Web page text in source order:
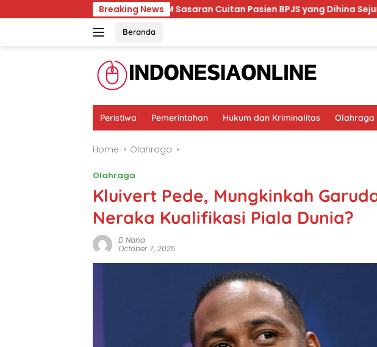
to
Breaking News
Ternyata RSCM Sasaran Cuitan Pasien BPJS yang Dihina Sejumlah Dokter
Beranda
Peristiwa Pemerintahan Hukum dan Kriminalitas Olahraga
Home Olahraga
Olahraga
Kluivert Pede, Mungkinkah
Neraka Kualifikasi Piala Dunia?
D Nana
October 7, 2025